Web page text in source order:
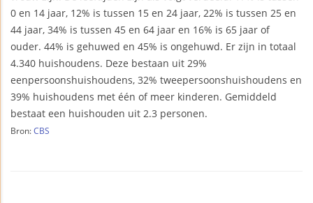
0 en 14 jaar, 12% is tussen 15 en 24 jaar, 22% is tussen 25 en
44 jaar, 34% is tussen 45 en 64 jaar en 16% is 65 jaar of
ouder. 44% is gehuwed en 45% is ongehuwd. Er zijn in totaal
4.340 huishoudens. Deze bestaan uit 29%
eenpersoonshuishoudens, 32% tweepersoonshuishoudens en
39% huishoudens met één of meer kinderen. Gemiddeld
bestaat een huishouden uit 2.3 personen.
Bron: CBS